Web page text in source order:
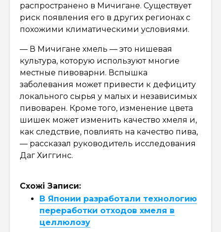
распространено в Мичигане. Существует
риск появления его в других регионах с
похожими климатическими условиями.
— В Мичигане хмель — это нишевая
культура, которую используют многие
местные пивоварни. Вспышка
заболевания может привести к дефициту
локального сырья у малых и независимых
пивоварен. Кроме того, изменение цвета
шишек может изменить качество хмеля и,
как следствие, повлиять на качество пива,
— рассказал руководитель исследования
Даг Хиггинс.
Схожі Записи:
В Японии разработали технологию
переработки отходов хмеля в
целлюлозу